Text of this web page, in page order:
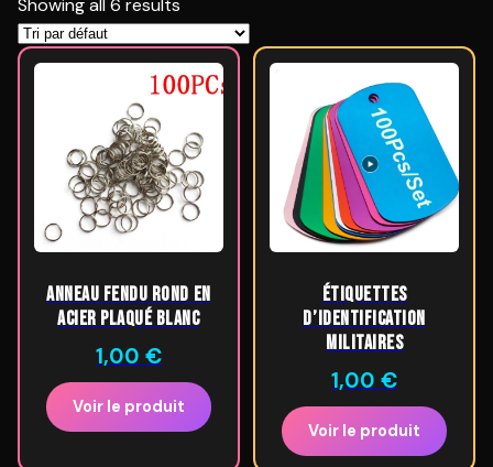
Showing all 6 results
Anneau fendu rond en
acier plaqué blanc
1,00 €
Voir le produit
Étiquettes
d’identification
militaires
1,00€
Voir le produit